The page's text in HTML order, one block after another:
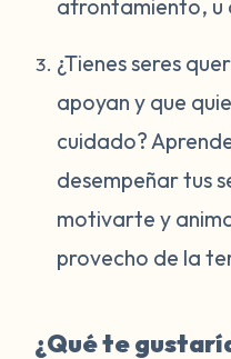
afrontamiento, u
¿Tienes seres
apoyan y que
cuidado?
desempeñar tus
motivarte y
provecho de la
¿Qué te